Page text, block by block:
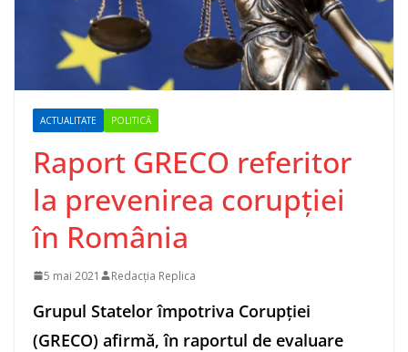
ACTUALITATE POLITICĂ
Raport GRECO referitor
la prevenirea corupţiei
în România
5 mai 2021 Redacția Replica
Grupul Statelor împotriva Corupţiei
(GRECO) afirmă, în raportul de evaluare